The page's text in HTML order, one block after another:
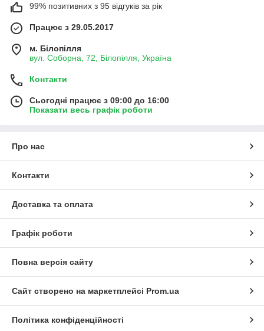
99% позитивних з 95 відгуків за рік
Працює з 29.05.2017
м. Білопілля
вул. Соборна, 72, Білопілля, Україна
Контакти
Сьогодні працює з 09:00 до 16:00
Показати весь графік роботи
Про нас
Контакти
Доставка та оплата
Графік роботи
Повна версія сайту
Сайт створено на маркетплейсі Prom.ua
Політика конфіденційності